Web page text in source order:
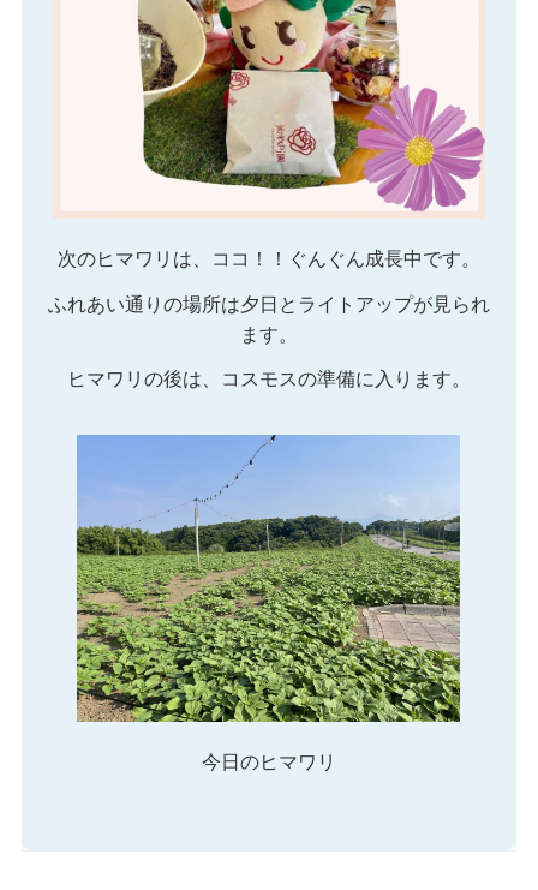
次のヒマワリは、ココ！！ぐんぐん成長中です。
ふれあい通りの場所は夕日とライトアップが見られ
ます。
ヒマワリの後は、コスモスの準備に入ります。​
今日のヒマワリ